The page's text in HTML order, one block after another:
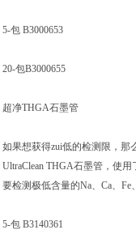
5-包 B3000653
20-包B3000655
超净THGA石墨管
如果想获得zui低的检测限，那
UltraClean THGA石墨管，使
要检测极低含量的Na、Ca、
5-包 B3140361